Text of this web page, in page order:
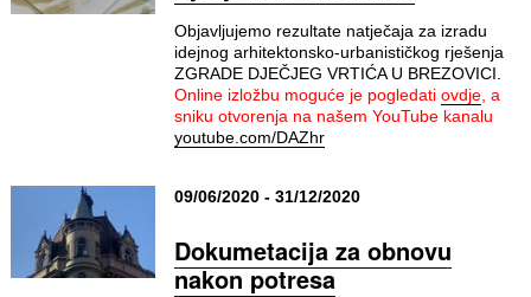
Objavljujemo rezultate natječaja za izradu
idejnog arhitektonsko-urbanističkog rješenja
ZGRADE DJEČJEG VRTIĆA U BREZOVICI.
Online izložbu moguće je pogledati ovdje, a
sniku otvorenja na našem YouTube kanalu
youtube.com/DAZhr
09/06/2020 - 31/12/2020
Dokumetacija za obnovu
nakon potresa